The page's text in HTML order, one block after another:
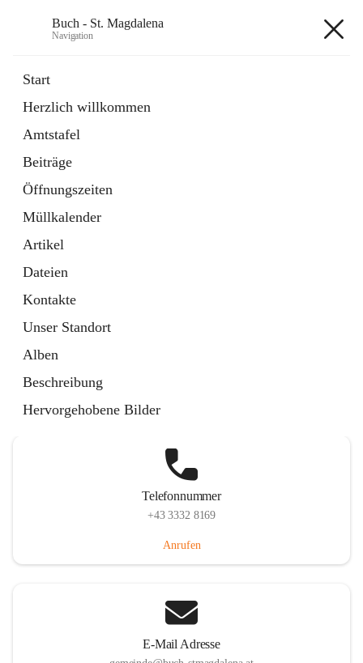
Buch - St. Magdalena
Navigation
Start
Herzlich willkommen
Amtstafel
Beiträge
Öffnungszeiten
Müllkalender
Artikel
Dateien
Kontakte
Unser Standort
Alben
Beschreibung
Hervorgehobene Bilder
11 Schnellzugriffe
Bürgerservice
10 Schnellzugriffe
Telefonnummer
+43 3332 8169
Anrufen
E-Mail Adresse